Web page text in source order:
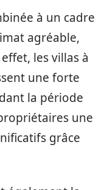
à un cadre
agréable,
les villas à
une forte
la période
une
grâce